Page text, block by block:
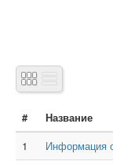
#
Название
1
Информация